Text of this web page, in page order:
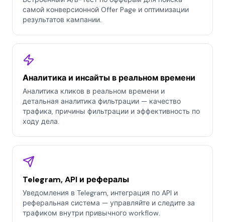
самой конверсионной Offer Page и оптимизации
результатов кампании.
Аналитика и инсайты в реальном времени
Аналитика кликов в реальном времени и
детальная аналитика фильтрации — качество
трафика, причины фильтрации и эффективность по
ходу дела.
Telegram, API и рефералы
Уведомления в Telegram, интеграция по API и
реферальная система — управляйте и следите за
трафиком внутри привычного workflow.